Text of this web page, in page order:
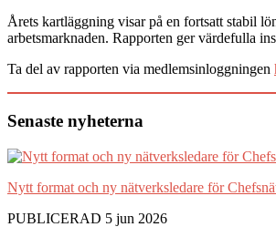
Årets kartläggning visar på en fortsatt stabil
arbetsmarknaden. Rapporten ger värdefulla
Ta del av rapporten via medlemsinloggningen
Senaste nyheterna
Nytt format och ny nätverksledare för
PUBLICERAD 5 jun 2026